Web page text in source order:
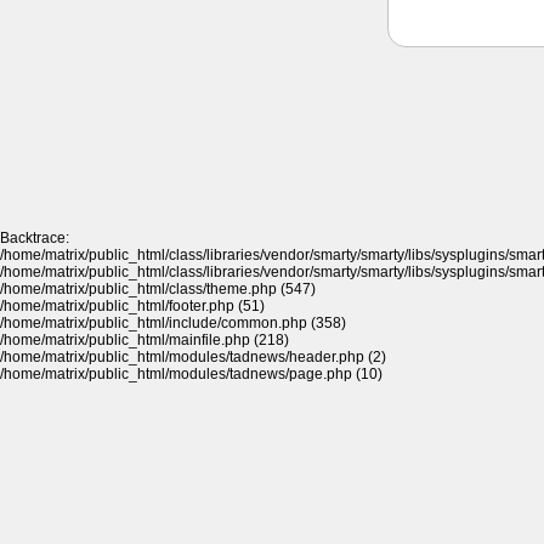
Backtrace:
/home/matrix/public_html/class/libraries/vendor/smarty/smarty/libs/sysplugins/
/home/matrix/public_html/class/libraries/vendor/smarty/smarty/libs/sysplugins/
/home/matrix/public_html/class/theme.php (547)
/home/matrix/public_html/footer.php (51)
/home/matrix/public_html/include/common.php (358)
/home/matrix/public_html/mainfile.php (218)
/home/matrix/public_html/modules/tadnews/header.php (2)
/home/matrix/public_html/modules/tadnews/page.php (10)